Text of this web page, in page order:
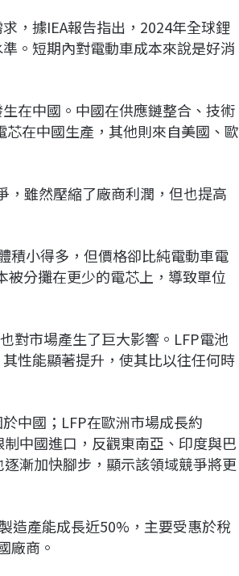
，據IEA報告指出，2024年全球鋰
。短期內對電動車成本來說是好消
在中國。中國在供應鏈整合、技術
在中國生產，其他則來自美國、歐
，雖然壓縮了廠商利潤，但也提高
積小得多，但價格卻比純電動車電
被分攤在更少的電芯上，導致單位
對市場產生了巨大影響。LFP電池
性能顯著提升，使其比以往任何時
中國；LFP在歐洲市場成長約
中國進口，反觀東南亞、印度與巴
漸加快腳步，顯示該領域競爭將更
造產能成長近50%，主要受惠於稅
廠商。